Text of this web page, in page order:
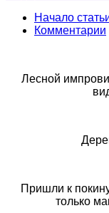
Начало
Комментарии
Лесной
Пришли к
только